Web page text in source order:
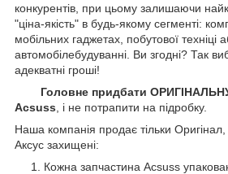
конкурентів, при цьому залишаючи
"ціна-якість" в будь-якому сегменті:
мобільних гаджетах, побутової техніці
автомобілебудуванні. Ви згодні? Так
адекватні гроші!
Головне придбати
Acsuss , і не потрапити на підробку.
Наша компанія продає тільки Оригінал,
Аксус захищені:
Кожна запчастина Acsuss